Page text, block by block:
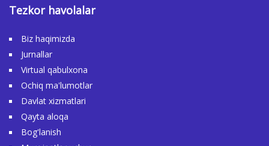
Tezkor havolalar
Biz haqimizda
Jurnallar
Virtual qabulxona
Ochiq ma'lumotlar
Davlat xizmatlari
Qayta aloqa
Bog'lanish